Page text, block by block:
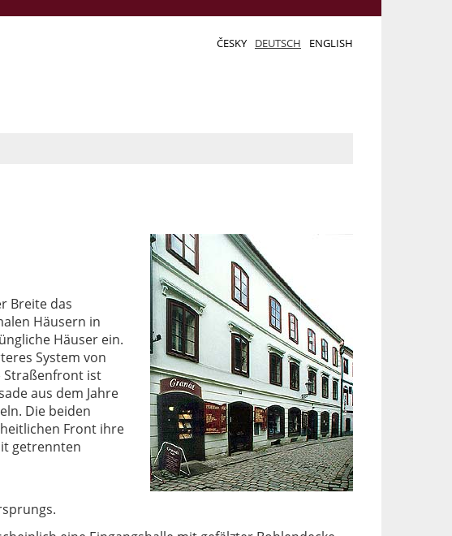
ČESKY DEUTSCH ENGLISH
Breite das
Häusern in
Häuser ein.
System von
Straßenfront ist
aus dem Jahre
Die beiden
Front ihre
getrennten